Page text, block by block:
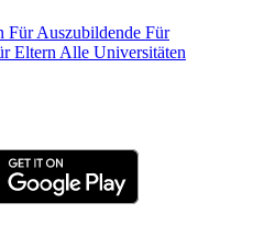
Für Auszubildende Für
Eltern Alle Universitäten